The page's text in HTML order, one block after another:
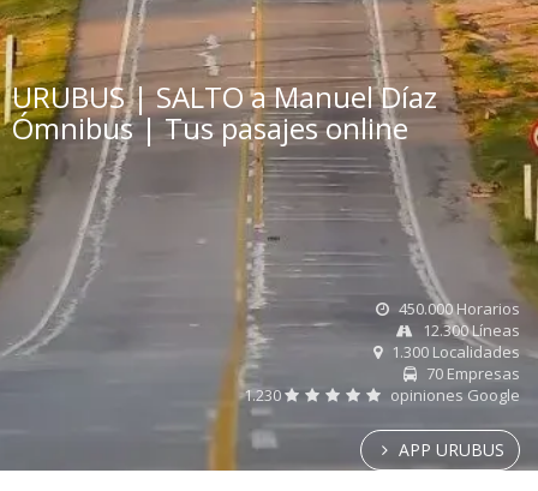
URUBUS | SALTO a Manuel Díaz
Ómnibus | Tus pasajes online
450.000 Horarios
12.300 Líneas
1.300 Localidades
70 Empresas
1.230
opiniones Google
APP URUBUS